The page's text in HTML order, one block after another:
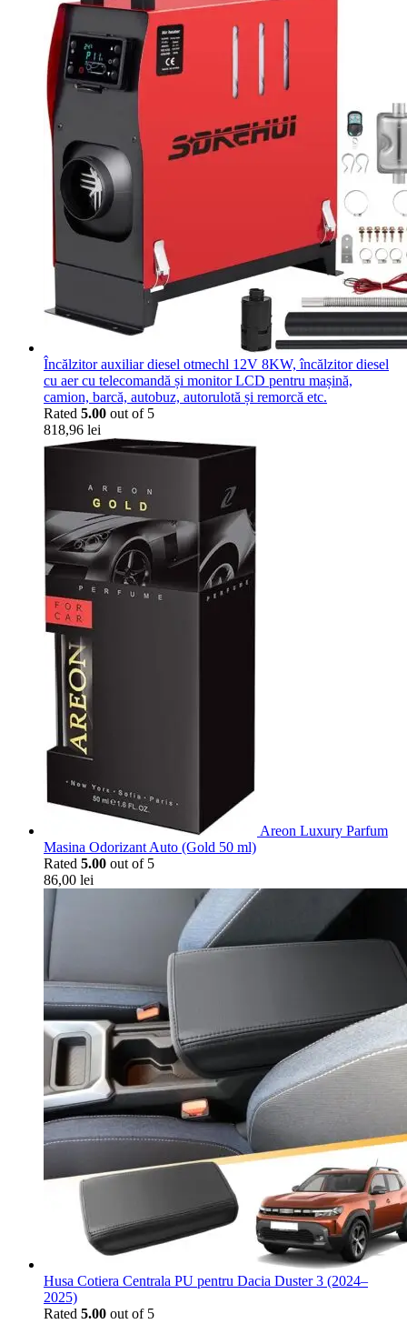
Încălzitor auxiliar diesel otmechl 12V 8KW, încălzitor diesel
cu aer cu telecomandă și monitor LCD pentru mașină,
camion, barcă, autobuz, autorulotă și remorcă etc.
Rated 5.00 out of 5
818,96 lei
Areon Luxury Parfum
Masina Odorizant Auto (Gold 50 ml)
Rated 5.00 out of 5
86,00 lei
Husa Cotiera Centrala PU pentru Dacia Duster 3 (2024–
2025)
Rated 5.00 out of 5